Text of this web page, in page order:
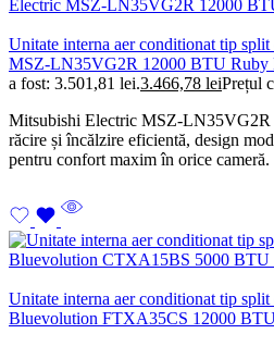
Unitate interna aer conditionat tip
MSZ-LN35VG2R 12000 BTU Ruby
a fost: 3.501,81 lei.3.466,78 leiPrețul
Mitsubishi Electric MSZ-
răcire și încălzire eficientă, design
pentru confort maxim în orice cameră.
Unitate interna aer conditionat tip
Bluevolution FTXA35CS 12000